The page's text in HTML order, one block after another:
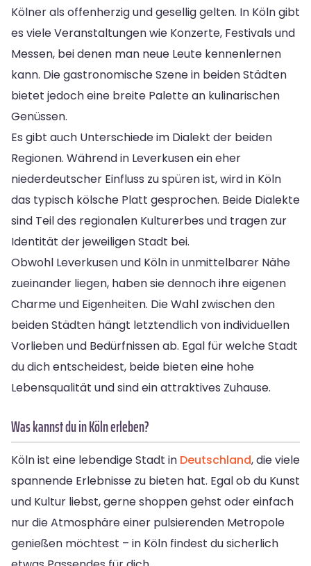
Kölner als offenherzig und gesellig gelten. In Köln gibt
es viele Veranstaltungen wie Konzerte, Festivals und
Messen, bei denen man neue Leute kennenlernen
kann. Die gastronomische Szene in beiden Städten
bietet jedoch eine breite Palette an kulinarischen
Genüssen.
Es gibt auch Unterschiede im Dialekt der beiden
Regionen. Während in Leverkusen ein eher
niederdeutscher Einfluss zu spüren ist, wird in Köln
das typisch kölsche Platt gesprochen. Beide Dialekte
sind Teil des regionalen Kulturerbes und tragen zur
Identität der jeweiligen Stadt bei.
Obwohl Leverkusen und Köln in unmittelbarer Nähe
zueinander liegen, haben sie dennoch ihre eigenen
Charme und Eigenheiten. Die Wahl zwischen den
beiden Städten hängt letztendlich von individuellen
Vorlieben und Bedürfnissen ab. Egal für welche Stadt
du dich entscheidest, beide bieten eine hohe
Lebensqualität und sind ein attraktives Zuhause.
Was kannst du in Köln erleben?
Köln ist eine lebendige Stadt in Deutschland, die viele
spannende Erlebnisse zu bieten hat. Egal ob du Kunst
und Kultur liebst, gerne shoppen gehst oder einfach
nur die Atmosphäre einer pulsierenden Metropole
genießen möchtest – in Köln findest du sicherlich